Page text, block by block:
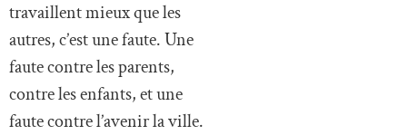
travaillent mieux que les
autres, c’est une faute. Une
faute contre les parents,
contre les enfants, et une
faute contre l’avenir la ville.